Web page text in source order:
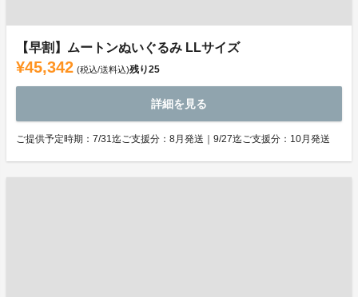
【早割】ムートンぬいぐるみ LLサイズ
¥45,342 (税込/送料込)残り25
詳細を見る
ご提供予定時期：7/31迄ご支援分：8月発送｜9/27迄ご支援分：10月発送